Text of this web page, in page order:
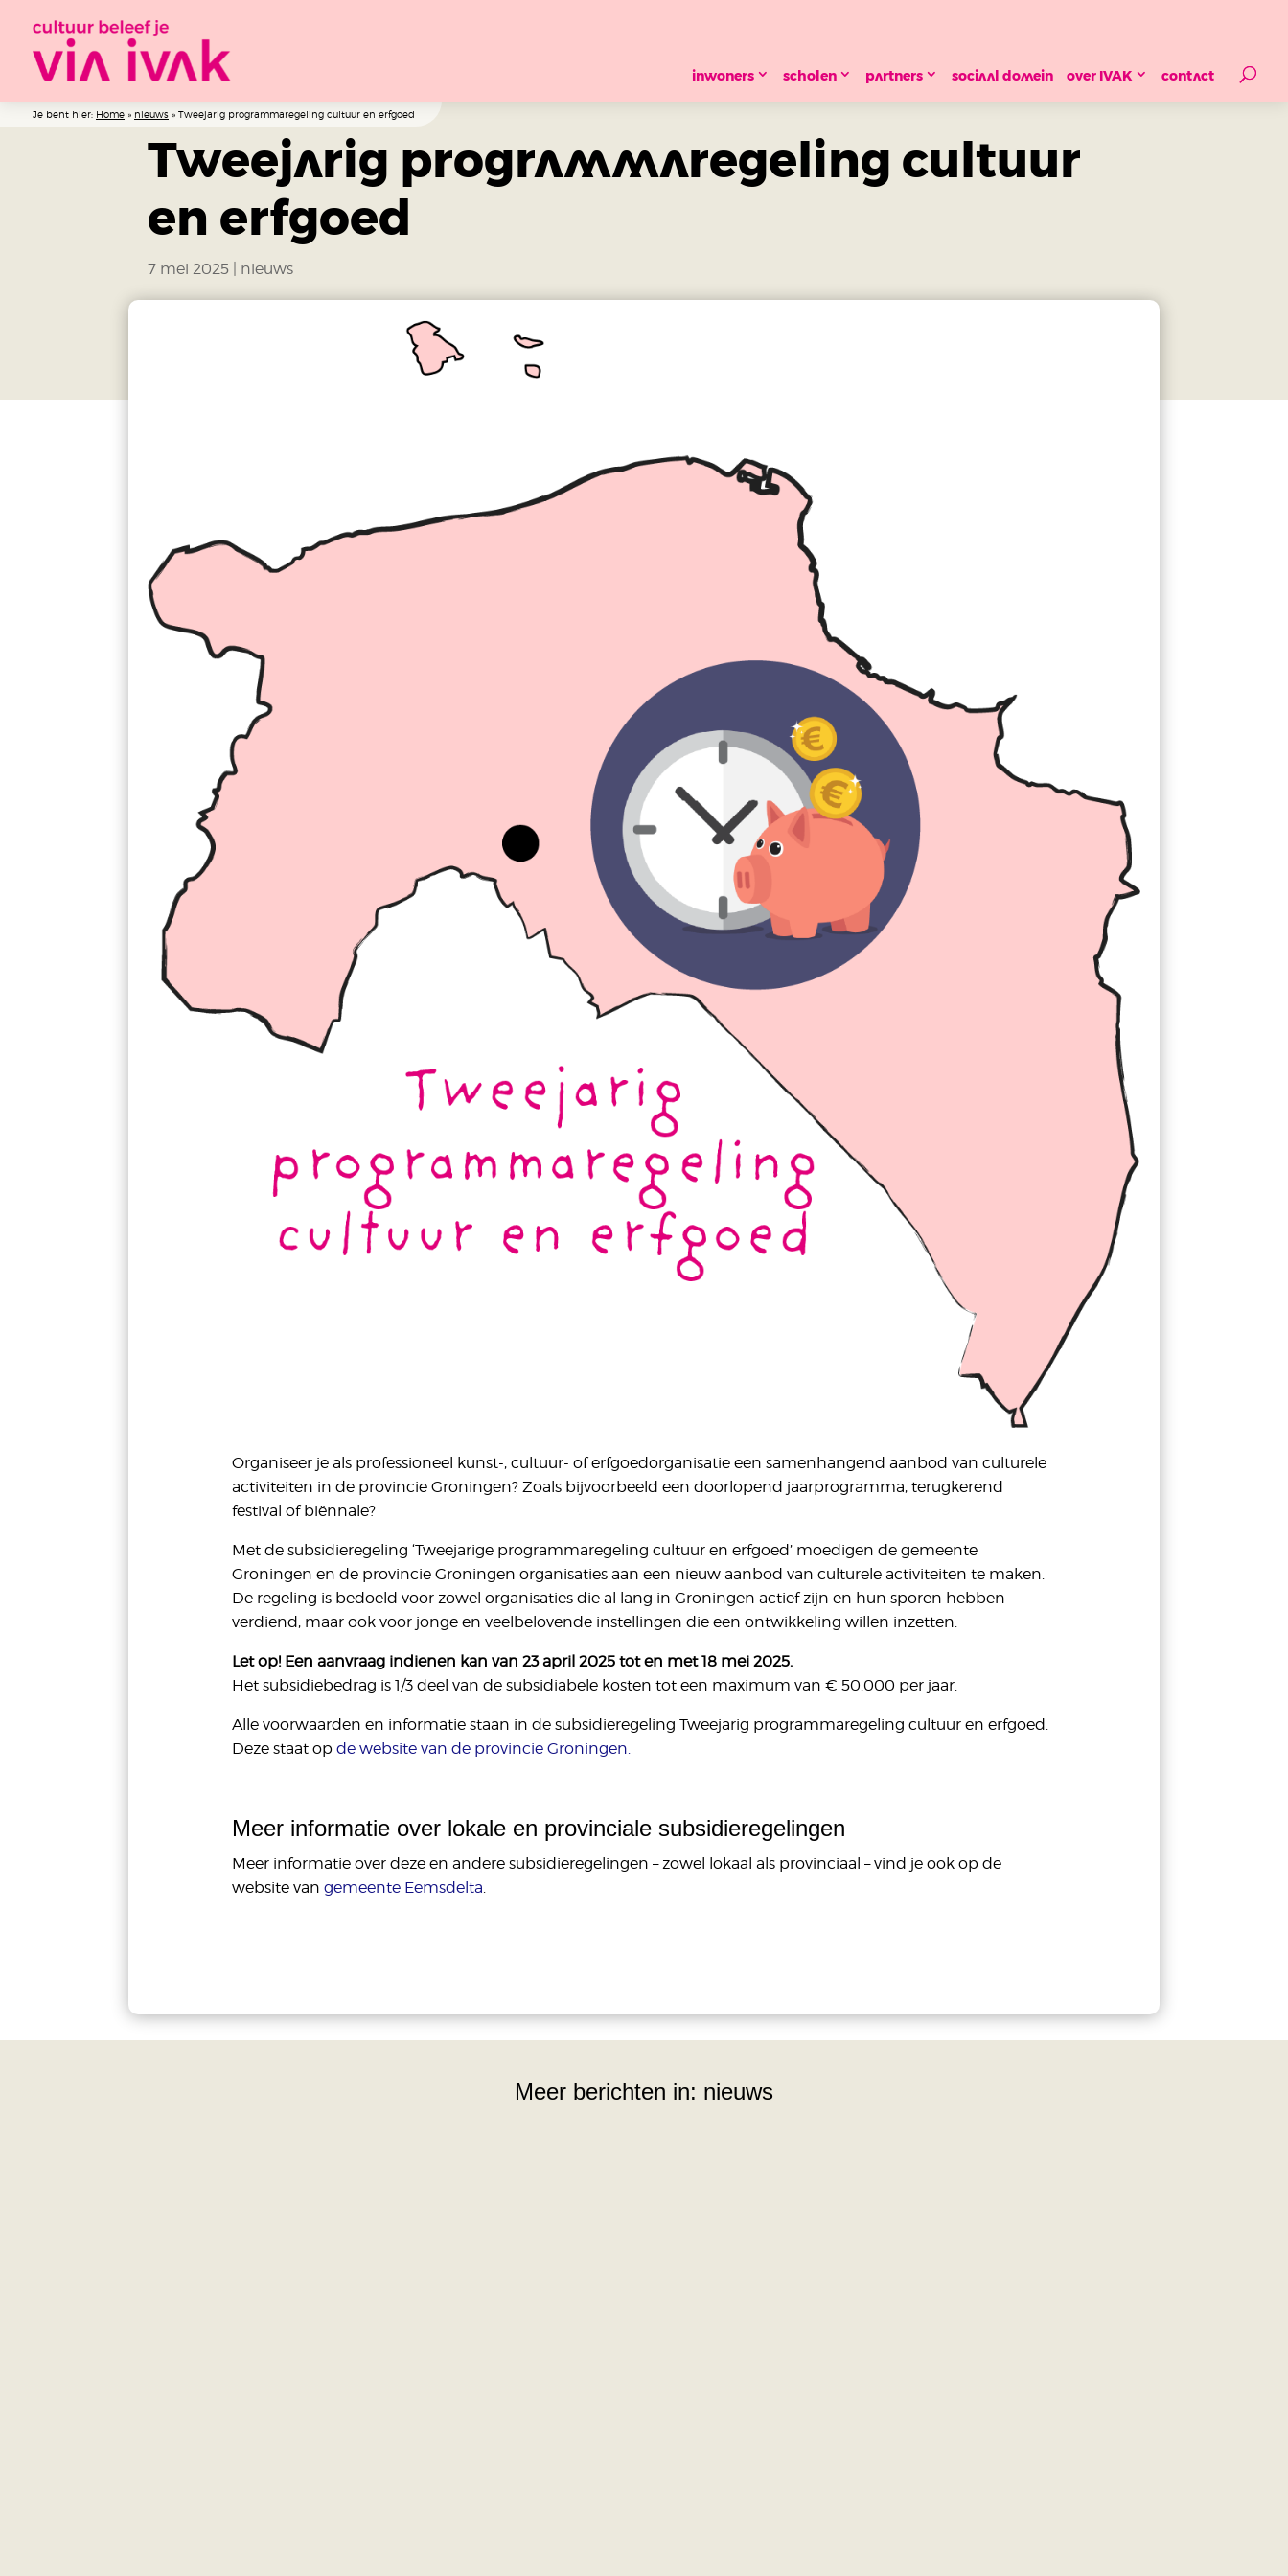
inwoners scholen partners sociaal domein over IVAK contact
Je bent hier: Home » nieuws » Tweejarig programmaregeling cultuur en erfgoed
Tweejarig programmaregeling cultuur
en erfgoed
7 mei 2025 nieuws
Organiseer je als professioneel kunst-, cultuur- of erfgoedorganisatie een samenhangend aanbod van culturele
activiteiten in de provincie Groningen? Zoals bijvoorbeeld een doorlopend jaarprogramma, terugkerend
festival of biënnale?
Met de subsidieregeling ‘Tweejarige programmaregeling cultuur en erfgoed’ moedigen de gemeente
Groningen en de provincie Groningen organisaties aan een nieuw aanbod van culturele activiteiten te maken.
De regeling is bedoeld voor zowel organisaties die al lang in Groningen actief zijn en hun sporen hebben
verdiend, maar ook voor jonge en veelbelovende instellingen die een ontwikkeling willen inzetten.
Let op! Een aanvraag indienen kan van 23 april 2025 tot en met 18 mei 2025.
Het subsidiebedrag is 1/3 deel van de subsidiabele kosten tot een maximum van € 50.000 per jaar.
Alle voorwaarden en informatie staan in de subsidieregeling Tweejarig programmaregeling cultuur en erfgoed.
Deze staat op de website van de provincie Groningen.
Meer informatie over lokale en provinciale subsidieregelingen
Meer informatie over deze en andere subsidieregelingen – zowel lokaal als provinciaal – vind je ook op de
website van gemeente Eemsdelta
Meer berichten in: nieuws